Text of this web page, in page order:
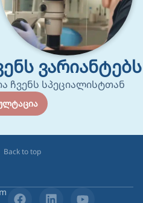
ვარიანტებს
ჩვენს სპეციალისტთან
Back to top